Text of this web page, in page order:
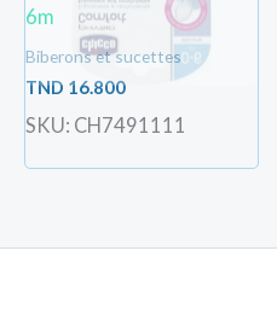
6m
Biberons et sucettes
TND 16.800
SKU: CH7491111